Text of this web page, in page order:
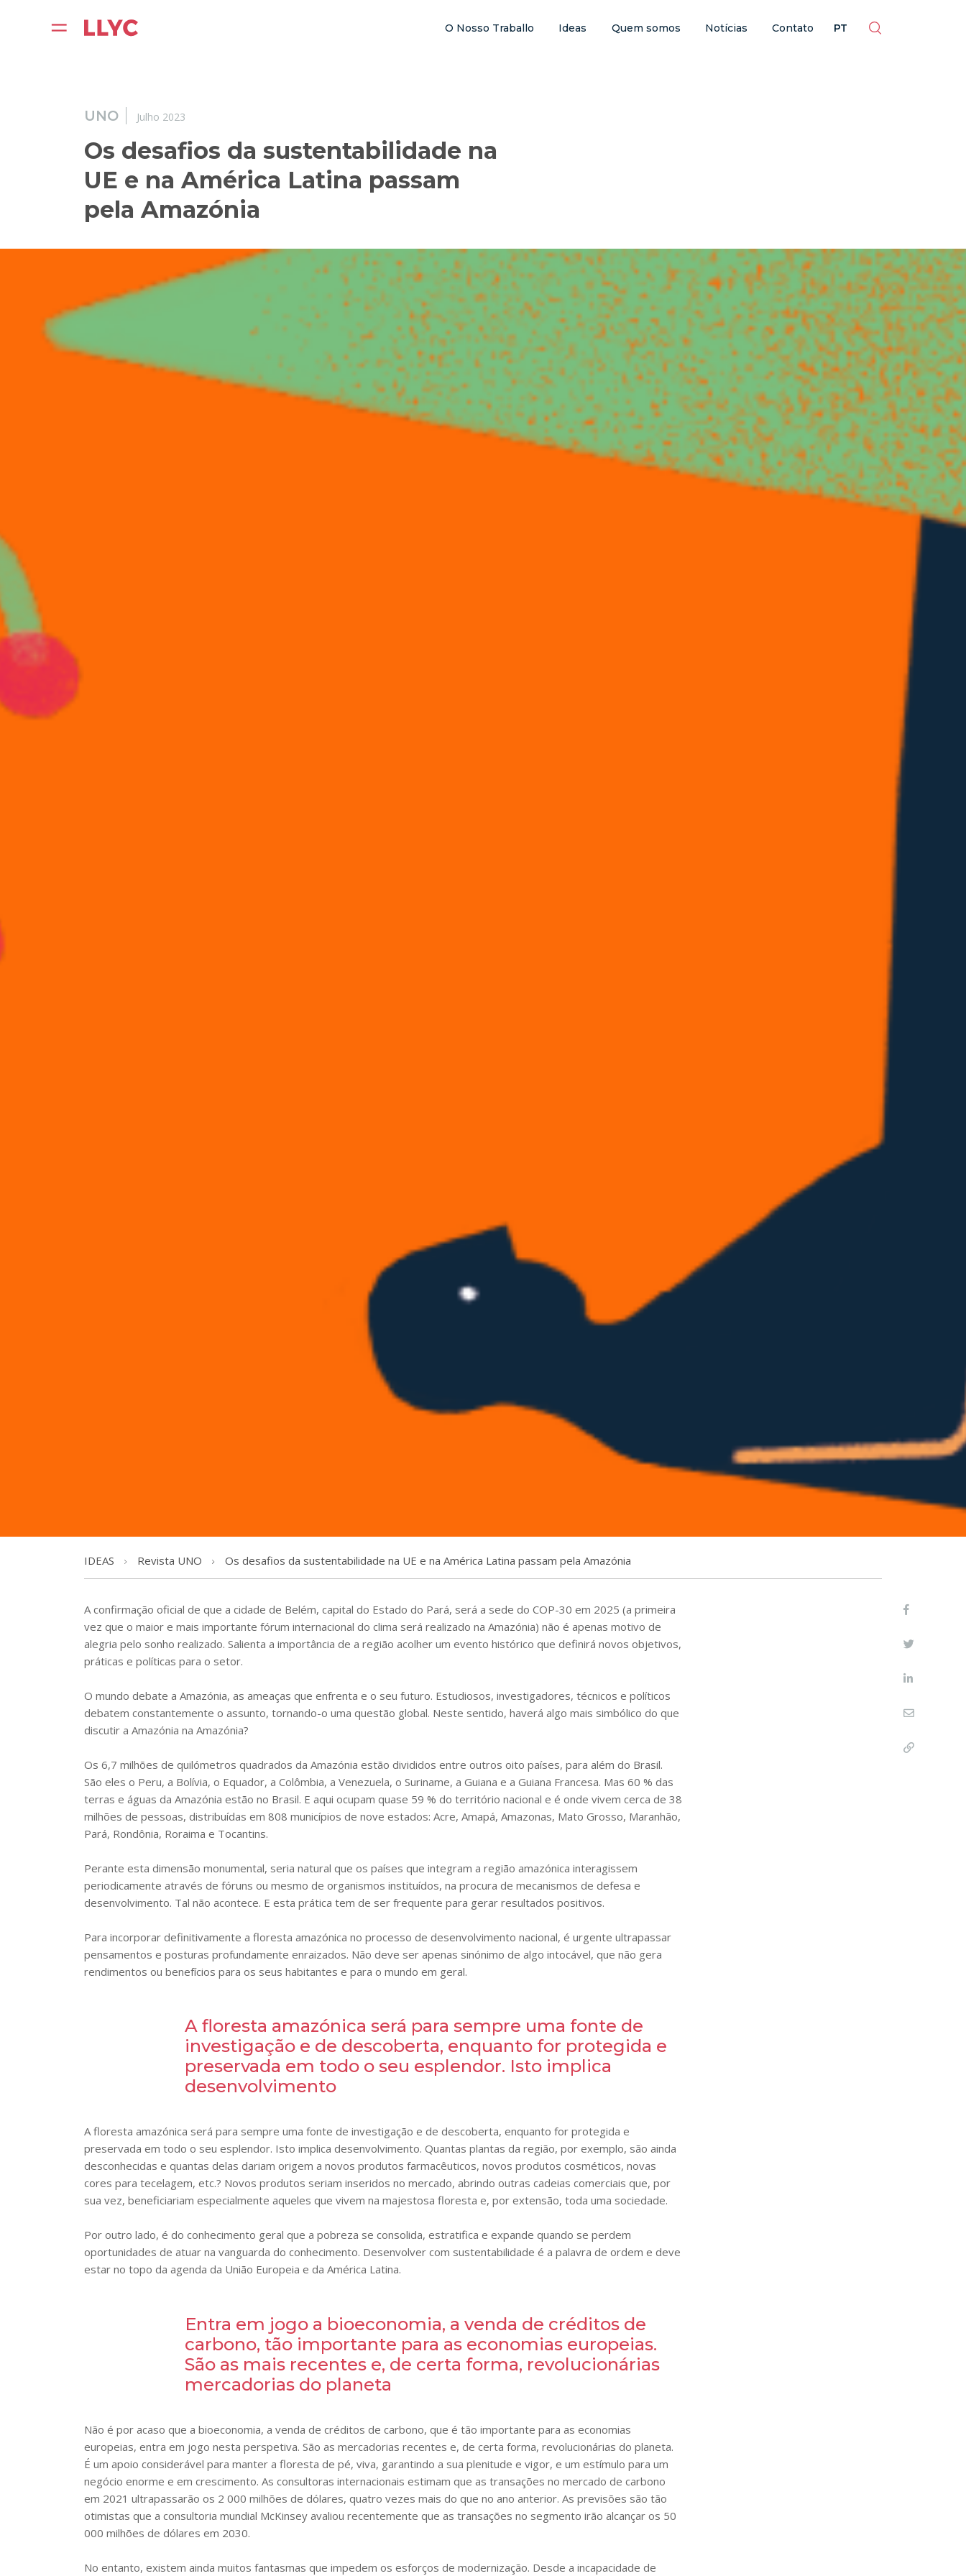
O Nosso Traballo Ideas Quem somos Notícias Contato PT
ES EN BR PT
UNO Julho 2023
Os desafios da sustentabilidade na
UE e na América Latina passam
pela Amazónia
IDEAS Revista UNO Os desafios da sustentabilidade na UE e na América Latina passam pela Amazónia
A confirmação oficial de que a cidade de Belém, capital do Estado do Pará, será a sede do COP-30 em 2025 (a primeira
vez que o maior e mais importante fórum internacional do clima será realizado na Amazónia) não é apenas motivo de
alegria pelo sonho realizado. Salienta a importância de a região acolher um evento histórico que definirá novos objetivos,
práticas e políticas para o setor.
O mundo debate a Amazónia, as ameaças que enfrenta e o seu futuro. Estudiosos, investigadores, técnicos e políticos
debatem constantemente o assunto, tornando-o uma questão global. Neste sentido, haverá algo mais simbólico do que
discutir a Amazónia na Amazónia?
Os 6,7 milhões de quilómetros quadrados da Amazónia estão divididos entre outros oito países, para além do Brasil.
São eles o Peru, a Bolívia, o Equador, a Colômbia, a Venezuela, o Suriname, a Guiana e a Guiana Francesa. Mas 60 % das
terras e águas da Amazónia estão no Brasil. E aqui ocupam quase 59 % do território nacional e é onde vivem cerca de 38
milhões de pessoas, distribuídas em 808 municípios de nove estados: Acre, Amapá, Amazonas, Mato Grosso, Maranhão,
Pará, Rondônia, Roraima e Tocantins.
Perante esta dimensão monumental, seria natural que os países que integram a região amazónica interagissem
periodicamente através de fóruns ou mesmo de organismos instituídos, na procura de mecanismos de defesa e
desenvolvimento. Tal não acontece. E esta prática tem de ser frequente para gerar resultados positivos.
Para incorporar definitivamente a floresta amazónica no processo de desenvolvimento nacional, é urgente ultrapassar
pensamentos e posturas profundamente enraizados. Não deve ser apenas sinónimo de algo intocável, que não gera
rendimentos ou benefícios para os seus habitantes e para o mundo em geral.
A floresta amazónica será para sempre uma fonte de
investigação e de descoberta, enquanto for protegida e
preservada em todo o seu esplendor. Isto implica
desenvolvimento
A floresta amazónica será para sempre uma fonte de investigação e de descoberta, enquanto for protegida e
preservada em todo o seu esplendor. Isto implica desenvolvimento. Quantas plantas da região, por exemplo, são ainda
desconhecidas e quantas delas dariam origem a novos produtos farmacêuticos, novos produtos cosméticos, novas
cores para tecelagem, etc.? Novos produtos seriam inseridos no mercado, abrindo outras cadeias comerciais que, por
sua vez, beneficiariam especialmente aqueles que vivem na majestosa floresta e, por extensão, toda uma sociedade.
Por outro lado, é do conhecimento geral que a pobreza se consolida, estratifica e expande quando se perdem
oportunidades de atuar na vanguarda do conhecimento. Desenvolver com sustentabilidade é a palavra de ordem e deve
estar no topo da agenda da União Europeia e da América Latina.
Entra em jogo a bioeconomia, a venda de créditos de
carbono, tão importante para as economias europeias.
São as mais recentes e, de certa forma, revolucionárias
mercadorias do planeta
Não é por acaso que a bioeconomia, a venda de créditos de carbono, que é tão importante para as economias
europeias, entra em jogo nesta perspetiva. São as mercadorias recentes e, de certa forma, revolucionárias do planeta.
É um apoio considerável para manter a floresta de pé, viva, garantindo a sua plenitude e vigor, e um estímulo para um
negócio enorme e em crescimento. As consultoras internacionais estimam que as transações no mercado de carbono
em 2021 ultrapassarão os 2 000 milhões de dólares, quatro vezes mais do que no ano anterior. As previsões são tão
otimistas que a consultoria mundial McKinsey avaliou recentemente que as transações no segmento irão alcançar os 50
000 milhões de dólares em 2030.
No entanto, existem ainda muitos fantasmas que impedem os esforços de modernização. Desde a incapacidade de